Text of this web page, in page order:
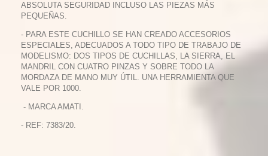
ABSOLUTA SEGURIDAD INCLUSO LAS PIEZAS MÁS
PEQUEÑAS.
- PARA ESTE CUCHILLO SE HAN CREADO ACCESORIOS
ESPECIALES, ADECUADOS A TODO TIPO DE TRABAJO DE
MODELISMO: DOS TIPOS DE CUCHILLAS, LA SIERRA, EL
MANDRIL CON CUATRO PINZAS Y SOBRE TODO LA
MORDAZA DE MANO MUY ÚTIL. UNA HERRAMIENTA QUE
VALE POR 1000.
- MARCA AMATI.
- REF: 7383/20.